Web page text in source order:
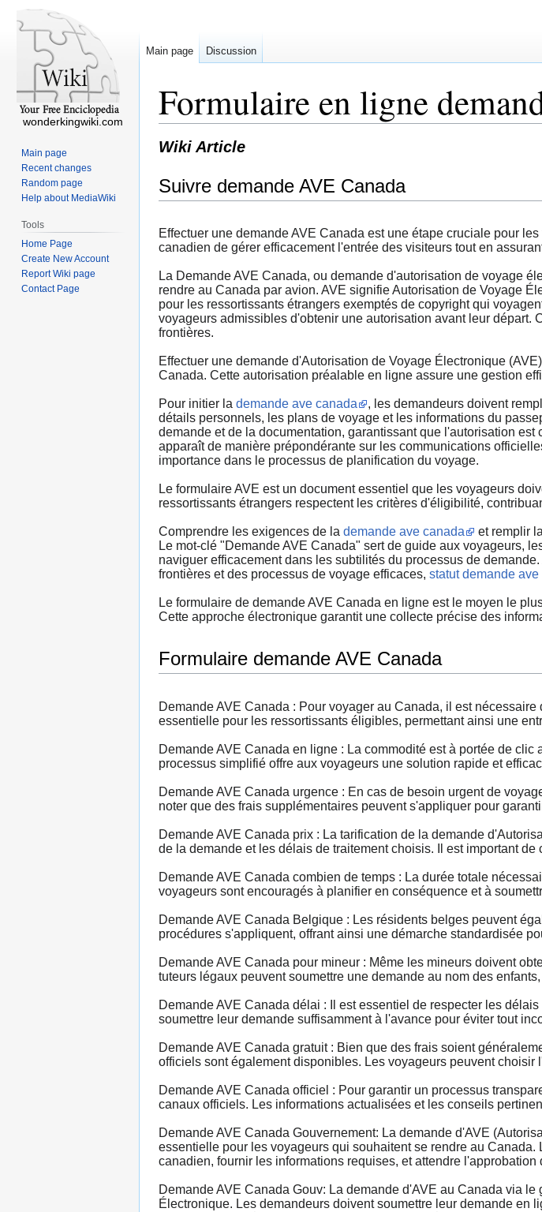
Formulaire en ligne
Wiki Article
Suivre demande AVE Canada
Effectuer une demande AVE Canada est une étape cruciale pour
canadien de gérer efficacement l'entrée des visiteurs tout en
La Demande AVE Canada, ou demande d'autorisation de voyage
rendre au Canada par avion. AVE signifie Autorisation de Voyage
pour les ressortissants étrangers exemptés de copyright qui
voyageurs admissibles d'obtenir une autorisation avant leur
frontières.
Effectuer une demande d'Autorisation de Voyage Électronique
Canada. Cette autorisation préalable en ligne assure une gestion
Pour initier la demande ave canada
, les demandeurs doivent
détails personnels, les plans de voyage et les informations du
demande et de la documentation, garantissant que l'autorisation
apparaît de manière prépondérante sur les communications
importance dans le processus de planification du voyage.
Le formulaire AVE est un document essentiel que les voyageurs
ressortissants étrangers respectent les critères d'éligibilité,
Comprendre les exigences de la demande ave canada
et remplir
Le mot-clé "Demande AVE Canada" sert de guide aux voyageurs,
naviguer efficacement dans les subtilités du processus de
frontières et des processus de voyage efficaces, statut demande ave
Le formulaire de demande AVE Canada en ligne est le moyen le
Cette approche électronique garantit une collecte précise des
Formulaire demande AVE Canada
Demande AVE Canada : Pour voyager au Canada, il est
essentielle pour les ressortissants éligibles, permettant ainsi une
Demande AVE Canada en ligne : La commodité est à portée de
processus simplifié offre aux voyageurs une solution rapide et
Demande AVE Canada urgence : En cas de besoin urgent de
noter que des frais supplémentaires peuvent s'appliquer pour
Demande AVE Canada prix : La tarification de la demande
de la demande et les délais de traitement choisis. Il est important
Demande AVE Canada combien de temps : La durée totale
voyageurs sont encouragés à planifier en conséquence et à
Demande AVE Canada Belgique : Les résidents belges peuvent
procédures s'appliquent, offrant ainsi une démarche standardisée
Demande AVE Canada pour mineur : Même les mineurs doivent
tuteurs légaux peuvent soumettre une demande au nom des
Demande AVE Canada délai : Il est essentiel de respecter les
soumettre leur demande suffisamment à l'avance pour éviter tout
Demande AVE Canada gratuit : Bien que des frais soient
officiels sont également disponibles. Les voyageurs peuvent
Demande AVE Canada officiel : Pour garantir un processus
canaux officiels. Les informations actualisées et les conseils
Demande AVE Canada Gouvernement: La demande d'AVE
essentielle pour les voyageurs qui souhaitent se rendre au
canadien, fournir les informations requises, et attendre l'approbation
Demande AVE Canada Gouv: La demande d'AVE au Canada via
Électronique. Les demandeurs doivent soumettre leur demande
Main page Discussion
wonderkingwiki.com
Main page
Recent changes
Random page
Help about MediaWiki
Tools
Home Page
Create New Account
Report Wiki page
Contact Page